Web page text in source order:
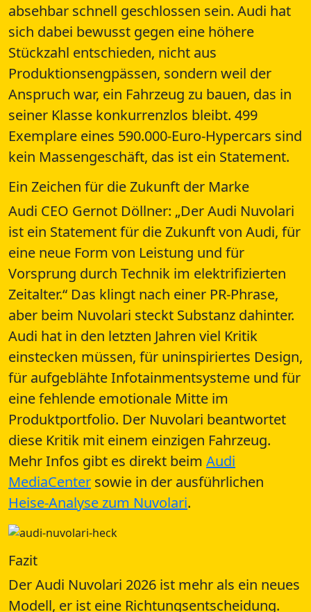
absehbar schnell geschlossen sein. Audi hat
sich dabei bewusst gegen eine höhere
Stückzahl entschieden, nicht aus
Produktionsengpässen, sondern weil der
Anspruch war, ein Fahrzeug zu bauen, das in
seiner Klasse konkurrenzlos bleibt. 499
Exemplare eines 590.000-Euro-Hypercars sind
kein Massengeschäft, das ist ein Statement.
Ein Zeichen für die Zukunft der Marke
Audi CEO Gernot Döllner: „Der Audi Nuvolari
ist ein Statement für die Zukunft von Audi, für
eine neue Form von Leistung und für
Vorsprung durch Technik im elektrifizierten
Zeitalter.“ Das klingt nach einer PR-Phrase,
aber beim Nuvolari steckt Substanz dahinter.
Audi hat in den letzten Jahren viel Kritik
einstecken müssen, für uninspiriertes Design,
für aufgeblähte Infotainmentsysteme und für
eine fehlende emotionale Mitte im
Produktportfolio. Der Nuvolari beantwortet
diese Kritik mit einem einzigen Fahrzeug.
Mehr Infos gibt es direkt beim Audi
MediaCenter sowie in der ausführlichen
Heise-Analyse zum Nuvolari.
Fazit
Der Audi Nuvolari 2026 ist mehr als ein neues
Modell, er ist eine Richtungsentscheidung.